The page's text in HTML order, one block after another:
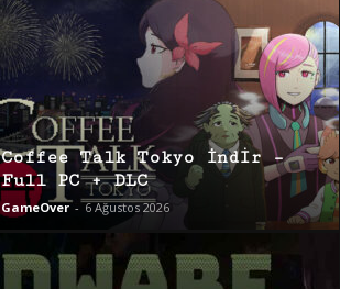
Coffee Talk Tokyo İndir –
Full PC + DLC
GameOver - 6 Ağustos 2026